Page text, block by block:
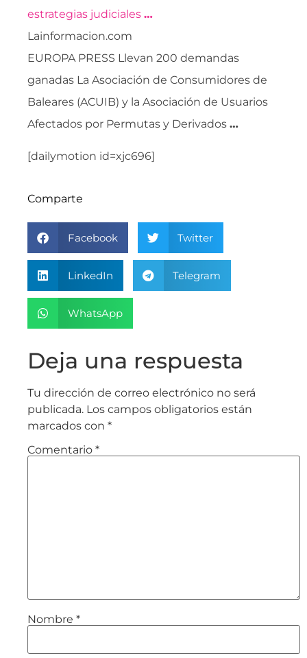
estrategias judiciales …
Lainformacion.com
EUROPA PRESS Llevan 200 demandas
ganadas La Asociación de Consumidores de
Baleares (ACUIB) y la Asociación de Usuarios
Afectados por Permutas y Derivados …
[dailymotion id=xjc696]
Comparte
Facebook Twitter
LinkedIn Telegram
WhatsApp
Deja una respuesta
Tu dirección de correo electrónico no será
publicada. Los campos obligatorios están
marcados con *
Comentario *
Nombre *